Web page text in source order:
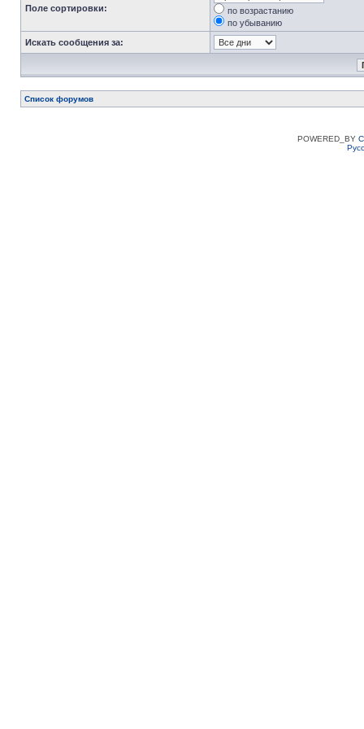
Поле сортировки:
по возрастанию
по убыванию
Искать сообщения за:
Список форумов
POWERED_BY